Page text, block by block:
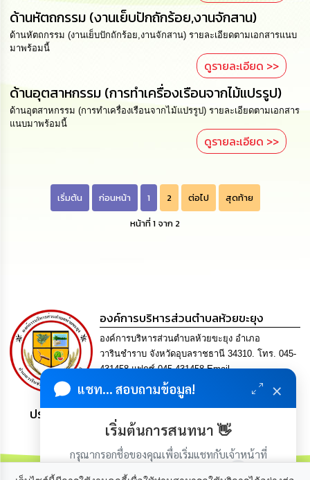
การ
จัด
ซื้อ
การ
เงิน
นโยบาย
ป้องกัน
การ
ทุจริต
มาตรการ
ส่ง
เสริม
คุณธรรม
และ
ด้านหัตถกรรม (งานเย็บปักถักร้อย,งานจักสาน)
ด้านหัตถกรรม (งานเย็บปักถักร้อย,งานจักสาน) รายละเอียดตามเอกสารแนบ
มาพร้อมนี้
ดูรายละเอียด >>
ด้านอุตสาหกรรม (การทำเครื่องเรือนจากไม้แปรรูป)
ด้านอุตสาหกรรม (การทำเครื่องเรือนจากไม้แปรรูป) รายละเอียดตามเอกสาร
แนบมาพร้อมนี้
ดูรายละเอียด >>
เริ่มต้น ก่อนหน้า 1 2 ต่อไป
สุดท้าย
หน้าที่ 1 จาก 2
แชท... สอบถามข้อมูล! ×
เริ่มต้นการสนทนา 👋
กรุณากรอกชื่อของคุณเพื่อเริ่มแชทกับเจ้าหน้าที่
องค์การบริหารส่วนตำบลห้วยขะยุง
องค์การบริหารส่วนตำบลห้วยขะยุง อำเภอ
วารินชำราบ จังหวัดอุบลราชธานี 34310. โทร. 045-
431458 แฟกซ์ 045-431458 Email
saraban@huaikhayung.go.th
ประชาชน มีภูมิคุ้มกัน พึ่งพาตนเอง พอเพียง เป็นสุข